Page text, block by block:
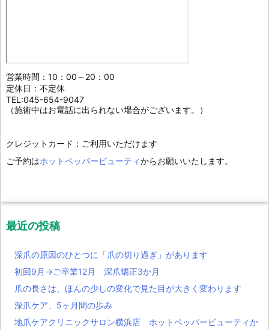
営業時間：10：00～20：00
定休日：不定休
TEL:045-654-9047
（施術中はお電話に出られない場合がございます。）
クレジットカード：ご利用いただけます
ご予約はホットペッパービューティからお願いいたします。
最近の投稿
深爪の原因のひとつに「爪の切り過ぎ」があります
初回9月→ご卒業12月 深爪矯正3か月
爪の長さは、ほんの少しの変化で見た目が大きく変わります
深爪ケア、5ヶ月間の歩み
地爪ケアクリニックサロン横浜店 ホットペッパービューティか